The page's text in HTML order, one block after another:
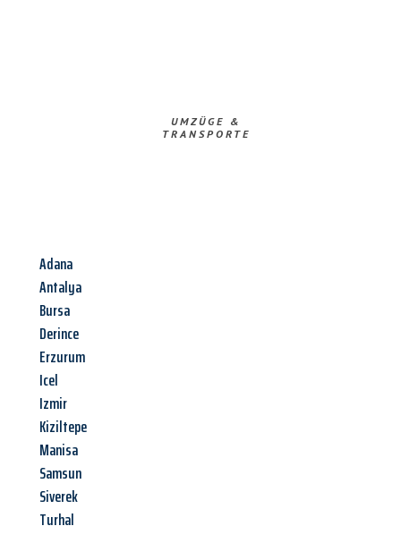
UMZÜGE &
TRANSPORTE
Adana
Antalya
Bursa
Derince
Erzurum
Icel
Izmir
Kiziltepe
Manisa
Samsun
Siverek
Turhal